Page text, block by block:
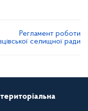
Регламент роботи
селищної ради
територіальна